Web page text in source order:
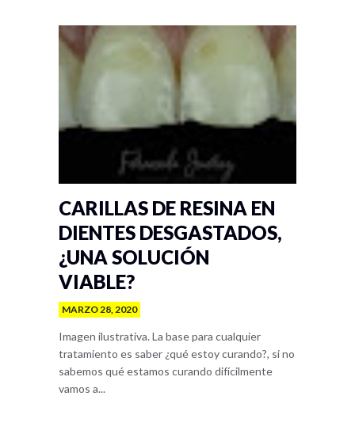
CARILLAS DE RESINA EN
DIENTES DESGASTADOS,
¿UNA SOLUCIÓN
VIABLE?
MARZO 28, 2020
Imagen ilustrativa. La base para cualquier
tratamiento es saber ¿qué estoy curando?, si no
sabemos qué estamos curando difícilmente
vamos a...